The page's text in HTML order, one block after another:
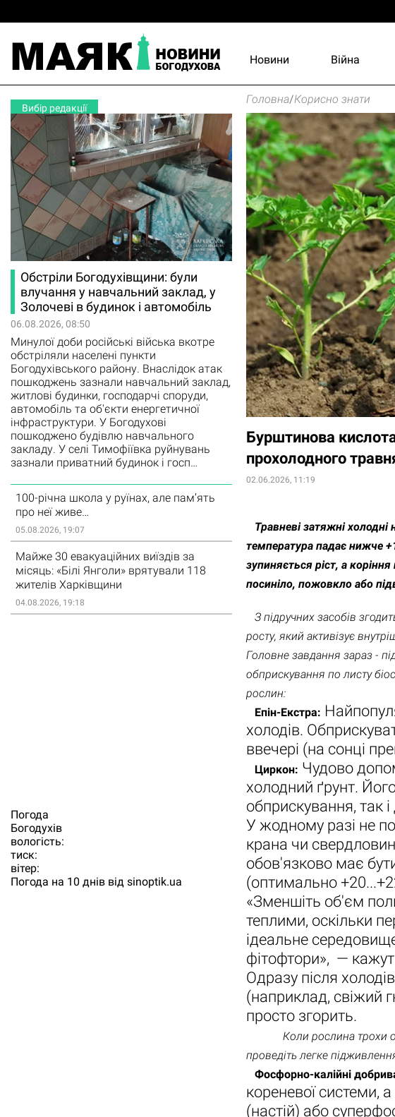
Новини Війна
Вибір редакції
Обстріли Богодухівщини: були
влучання у навчальний заклад, у
Золочеві в будинок і автомобіль
06.08.2026, 08:50
Минулої доби російські війська вкотре
обстріляли населені пункти
Богодухівського району. Внаслідок атак
пошкоджень зазнали навчальний заклад,
житлові будинки, господарчі споруди,
автомобіль та об'єкти енергетичної
інфраструктури. У Богодухові
пошкоджено будівлю навчального
закладу. У селі Тимофіївка руйнувань
зазнали приватний будинок і госп…
100-річна школа у руїнах, але пам’ять
про неї живе…
05.08.2026, 19:07
Майже 30 евакуаційних виїздів за
місяць: «Білі Янголи» врятували 118
жителів Харківщини
04.08.2026, 19:18
Погода
Богодухiв
вологість:
тиск:
вітер:
Погода на 10 днів від sinoptik.ua
Головна/Корисно знати
Бурштинова
прохолодного
02.06.2026, 11:19
Травневі затяжні
температура падає нижче
зупиняється ріст, а
посиніло, пожовкло або
З підручних засобів
росту, який активізує
Головне завдання зараз -
обприскування по листу
рослин:
Епін-Екстра:
холодів.
ввечері (на сонці
Циркон: Чудово
холодний ґрунт.
обприскування, так
У жодному разі не
крана чи
обов'язково має
(оптимально
«Зменшіть об'єм
теплими, оскільки
ідеальне
фітофтори», —
Одразу після
(наприклад, свіжий
просто згорить.
Коли рослина трохи
проведіть легке
Фосфорно-калійні
кореневої системи, а
(настій) або